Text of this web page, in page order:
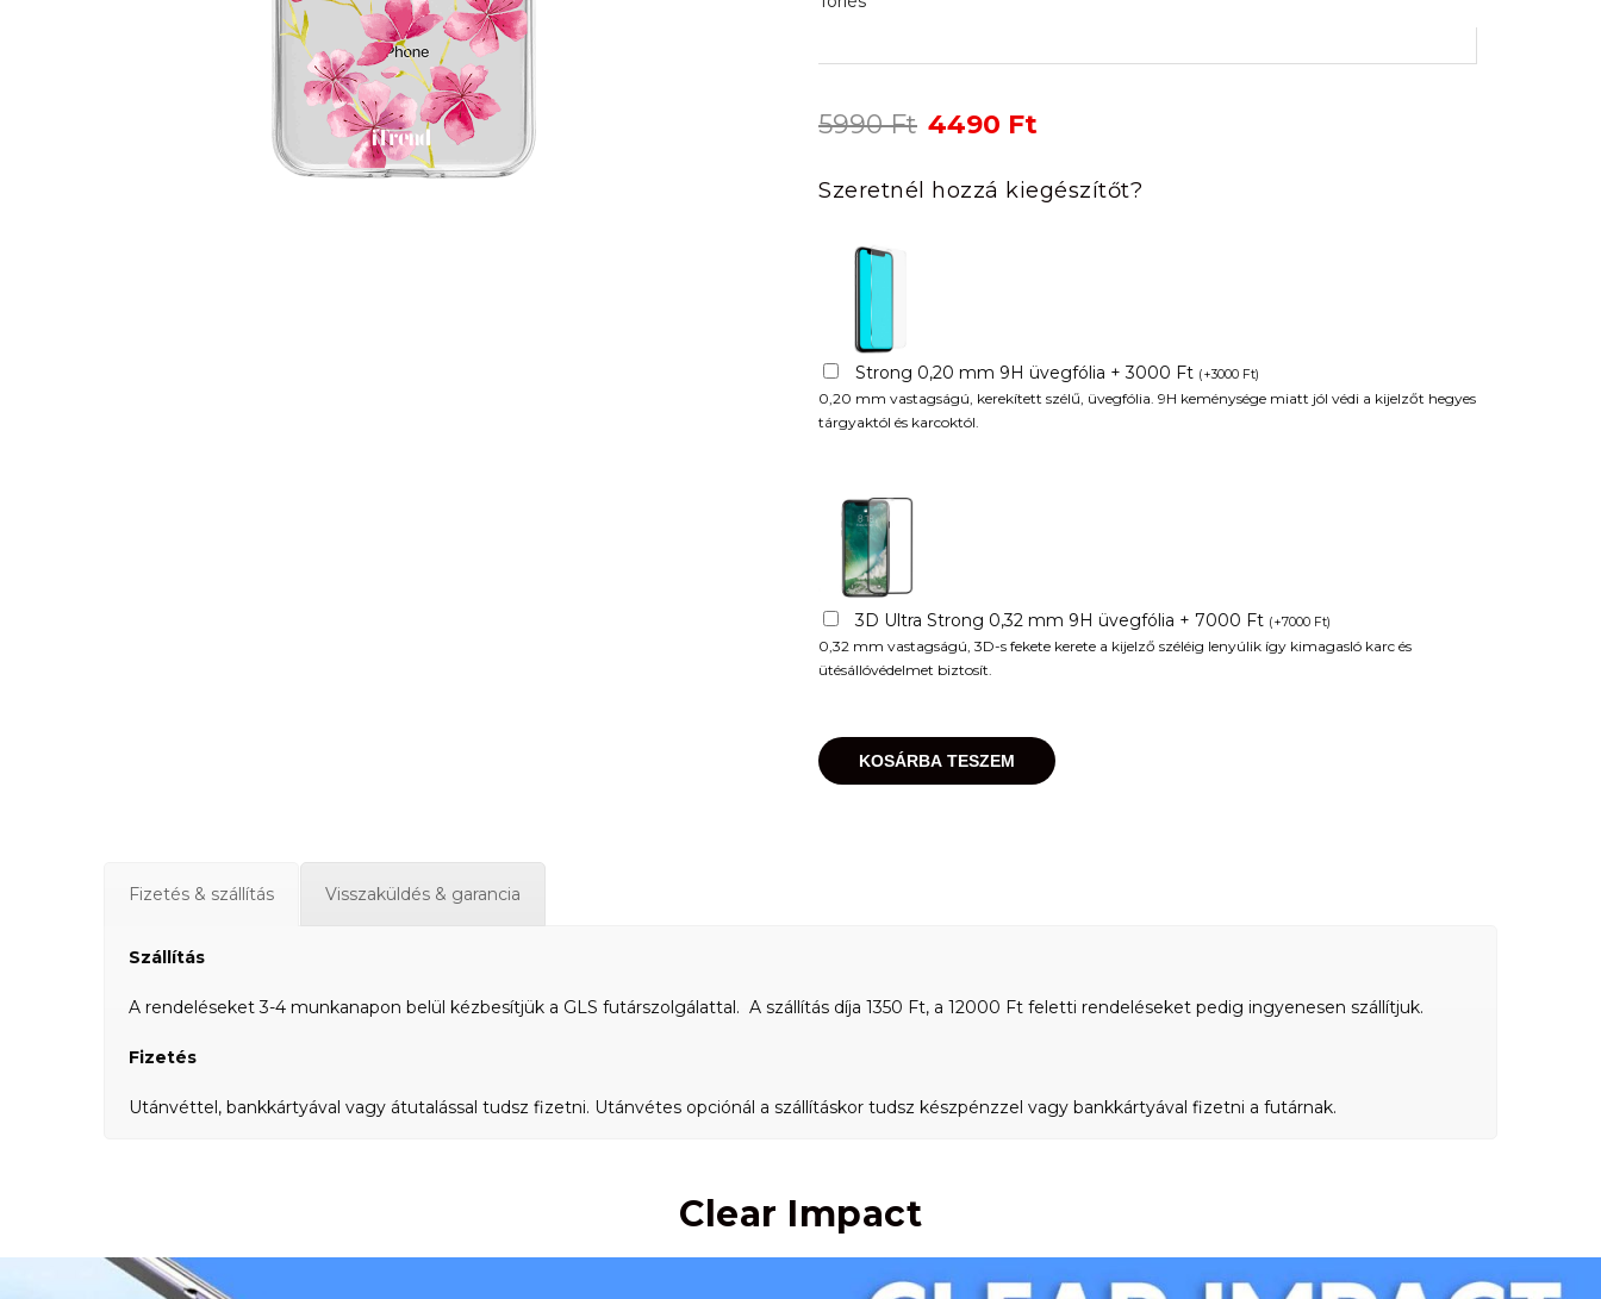
5990Ft Original
was:
5990 Ft.
4490 Ft
is:
4490 Ft.
Szeretnél hozzá kiegészítőt?
Strong 0,20 mm 9H üvegfólia + 3000 Ft (+3000 Ft)
0,20 mm vastagságú, kerekített szélű, üvegfólia. 9H keménysége miatt jól védi a kijelzőt hegyes
tárgyaktól és karcoktól.
3D Ultra Strong 0,32 mm 9H üvegfólia + 7000 Ft (+7000 Ft)
0,32 mm vastagságú, 3D-s fekete kerete a kijelző széléig lenyúlik így kimagasló karc és
ütésállóvédelmet biztosít.
KOSÁRBA TESZEM
Fizetés & szállítás Visszaküldés & garancia
Szállítás
A rendeléseket 3-4 munkanapon belül kézbesítjük a GLS futárszolgálattal. A szállítás díja 1350 Ft, a 12000 Ft feletti rendeléseket pedig ingyenesen szállítjuk.
Fizetés
Utánvéttel, bankkártyával vagy átutalással tudsz fizetni. Utánvétes opciónál a szállításkor tudsz készpénzzel vagy bankkártyával fizetni a futárnak.
Clear Impact